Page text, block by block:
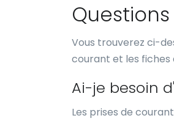
Vous trouverez ci-
courant et les fiches
Ai-je besoin
Les prises de